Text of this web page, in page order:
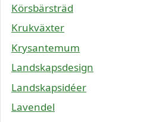
Körsbärsträd
Krukväxter
Krysantemum
Landskapsdesign
Landskapsidéer
Lavendel